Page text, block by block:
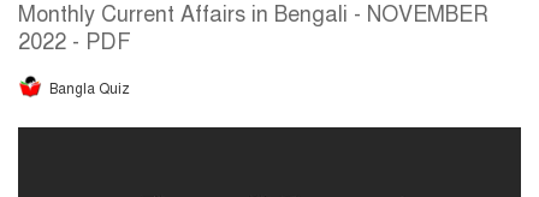
Monthly Current Affairs in Bengali - NOVEMBER
2022 - PDF
Bangla Quiz